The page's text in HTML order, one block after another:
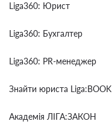
Liga360: Юрист
Liga360: Бухгалтер
Liga360: PR-менеджер
Знайти юриста Liga:BOOK
Академія ЛІГА:ЗАКОН